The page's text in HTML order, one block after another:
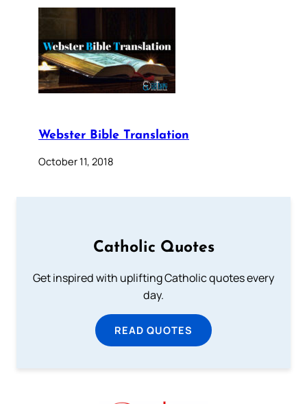
Webster Bible Translation
October 11, 2018
Catholic Quotes
Get inspired with uplifting Catholic quotes every
day.
READ QUOTES